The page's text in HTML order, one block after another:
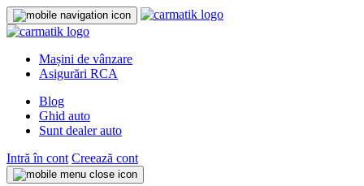
Mașini de vânzare
Asigurări RCA
Blog
Ghid auto
Sunt dealer auto
Intră în cont Creează cont